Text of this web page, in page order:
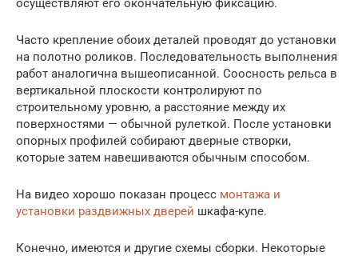
Часто крепление обоих деталей проводят до установки
на полотно роликов. Последовательность выполнения
работ аналогична вышеописанной. Соосность рельса в
вертикальной плоскости контролируют по
строительному уровню, а расстояние между их
поверхностями — обычной рулеткой. После установки
опорных профилей собирают дверные створки,
которые затем навешиваются обычным способом.
На видео хорошо показан процесс монтажа и
установки раздвижных дверей шкафа-купе.
Конечно, имеются и другие схемы сборки. Некоторые